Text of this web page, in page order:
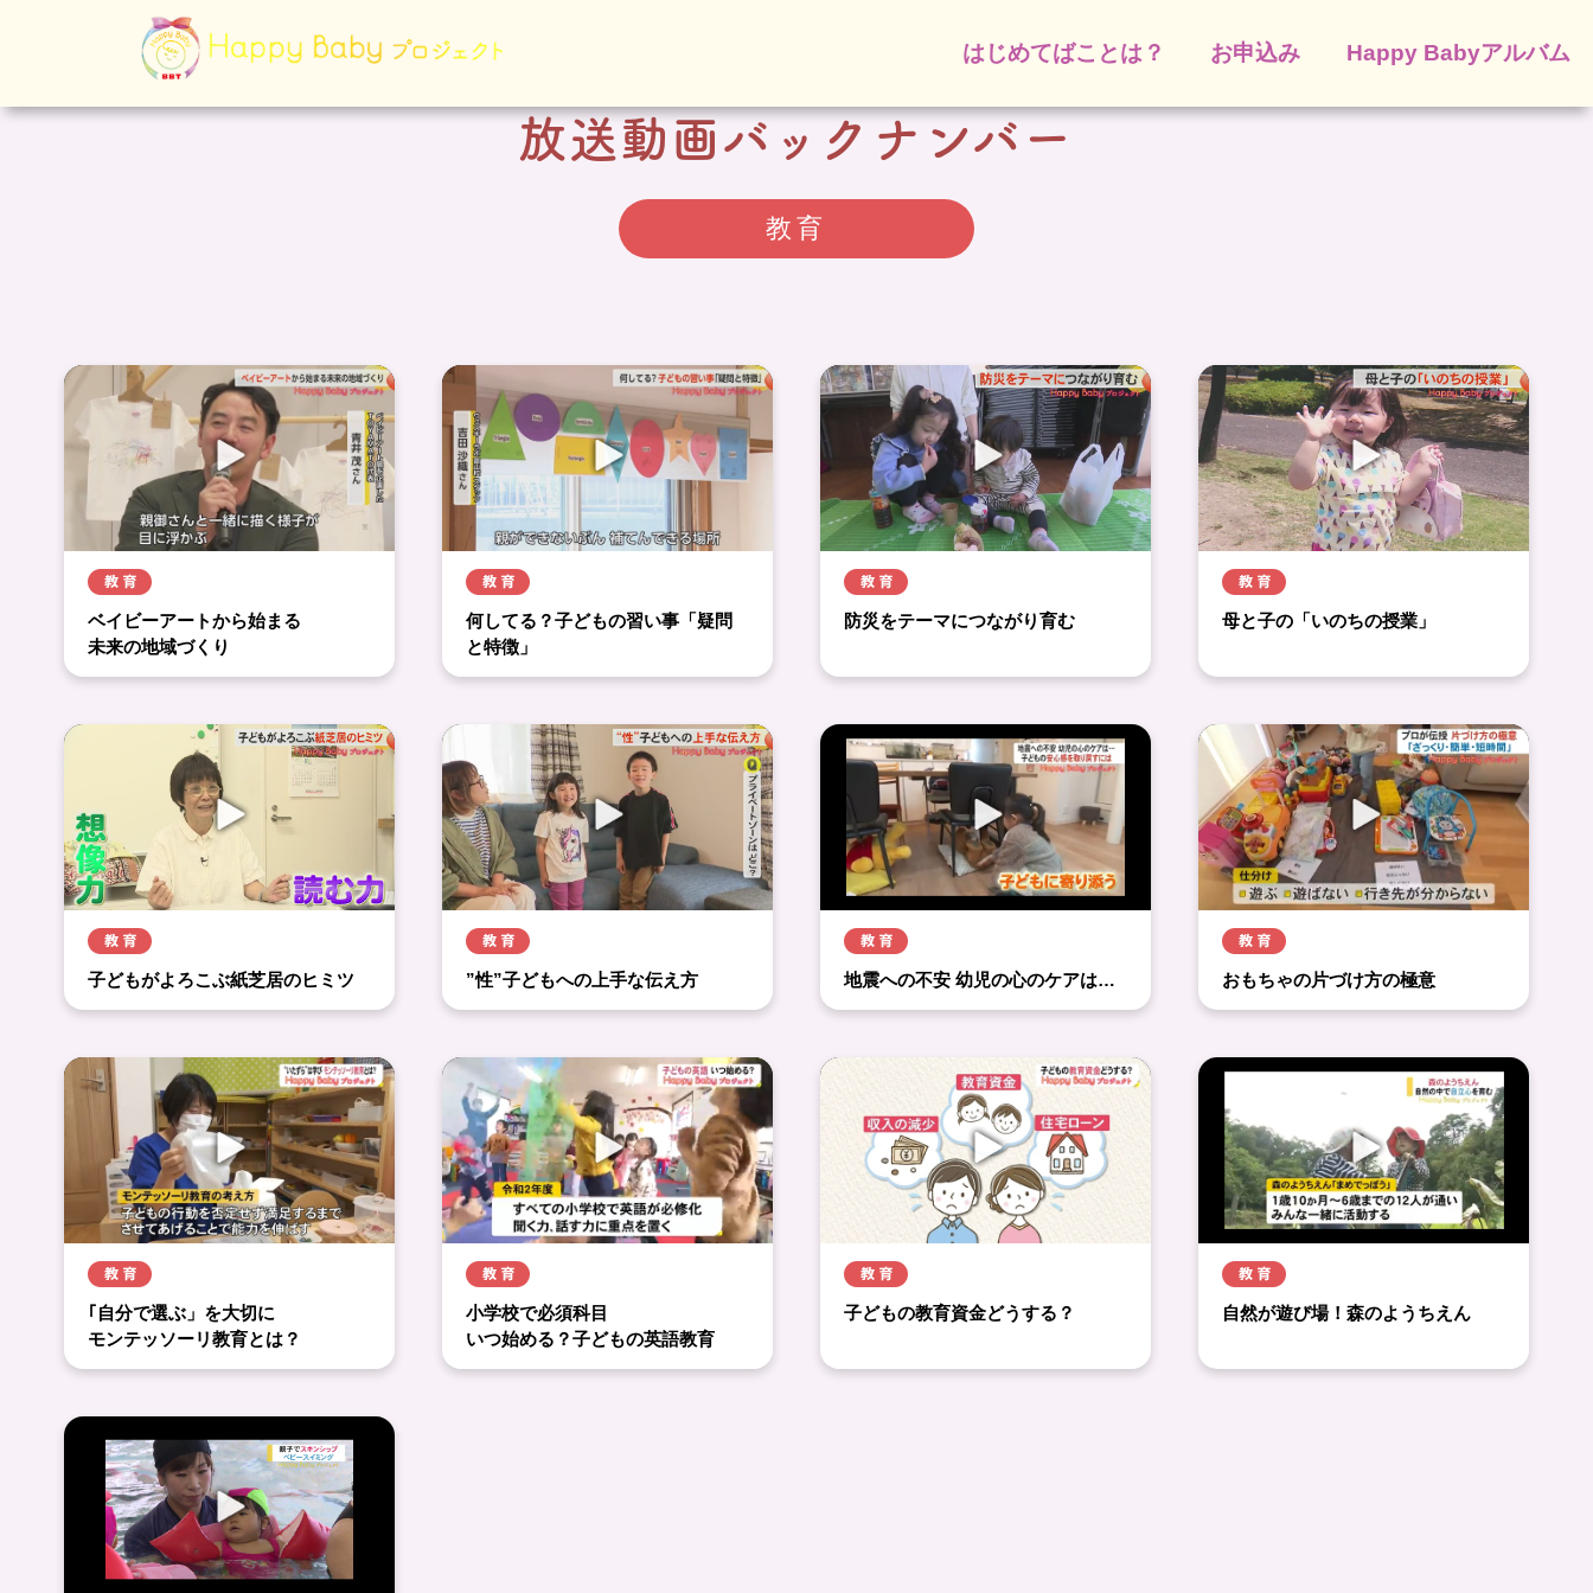
はじめてばことは？ お申込み Happy Babyアルバム
放送動画バックナンバー
教育
ベイビーアートから始まる
未来の地域づくり
何してる？子どもの習い事「疑問
と特徴」
防災をテーマにつながり育む 母と子の「いのちの授業」
子どもがよろこぶ紙芝居のヒミツ ”性”子どもへの上手な伝え方 地震への不安 幼児の心のケアは… おもちゃの片づけ方の極意
｢自分で選ぶ」を大切に
モンテッソーリ教育とは？
小学校で必須科目
いつ始める？子どもの英語教育
子どもの教育資金どうする？ 自然が遊び場！森のようちえん